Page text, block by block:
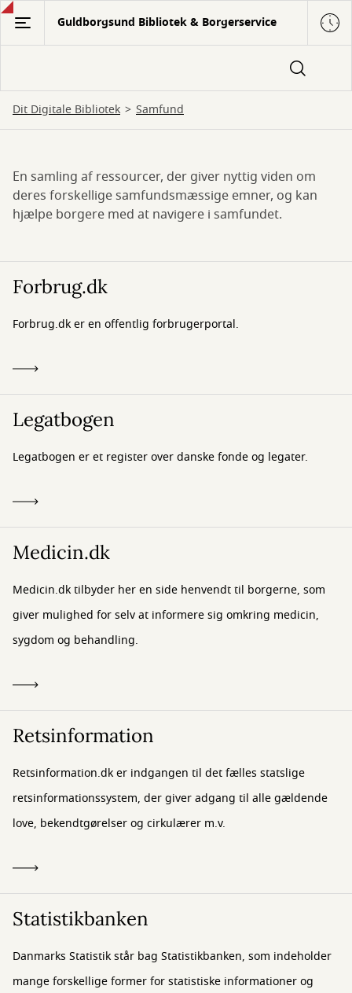
Gå
hovedindhold
Guldborgsund Bibliotek & Borgerservice
Dit Digitale Bibliotek Samfund
Samfund
En samling af ressourcer, der giver nyttig viden om
deres forskellige samfundsmæssige emner, og kan
hjælpe borgere med at navigere i samfundet.
Forbrug.dk
Forbrug.dk er en offentlig forbrugerportal.
Legatbogen
Legatbogen er et register over danske fonde og legater.
Medicin.dk
Medicin.dk tilbyder her en side henvendt til borgerne, som
giver mulighed for selv at informere sig omkring medicin,
sygdom og behandling.
Retsinformation
Retsinformation.dk er indgangen til det fælles statslige
retsinformationssystem, der giver adgang til alle gældende
love, bekendtgørelser og cirkulærer m.v.
Statistikbanken
Danmarks Statistik står bag Statistikbanken, som indeholder
mange forskellige former for statistiske informationer og